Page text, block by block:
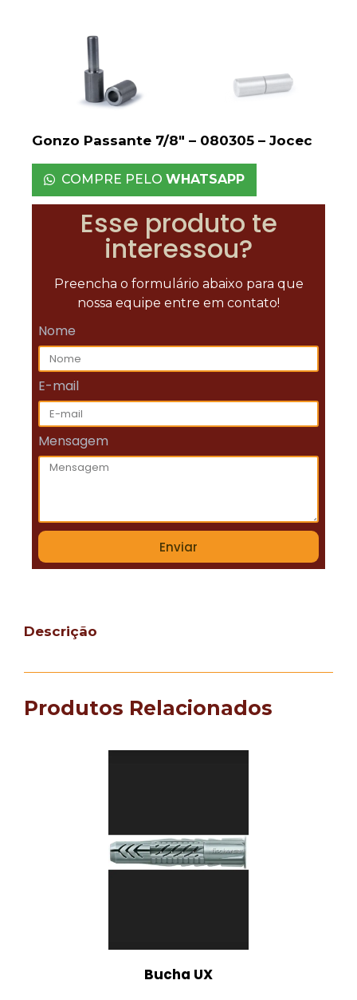
Gonzo Passante 7/8″ – 080305 – Jocec
COMPRE PELO WHATSAPP
Esse produto te
interessou?
Preencha o formulário abaixo para que
nossa equipe entre em contato!
Nome
E-mail
Mensagem
Enviar
Descrição
Produtos Relacionados
Bucha UX